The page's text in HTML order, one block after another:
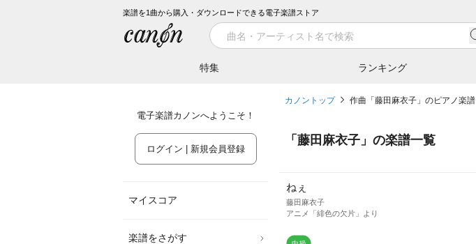
楽譜を1曲から購入・ダウンロードできる電子楽譜ストア
特集 ランキング
電子楽譜カノンへようこそ！
ログイン | 新規会員登録
マイスコア
楽譜をさがす
カノントップ 作曲「藤田麻衣子」のピアノ楽譜
「 藤田麻衣子 」の楽譜一覧
ねぇ
藤田麻衣子
アニメ「緋色の欠片」より